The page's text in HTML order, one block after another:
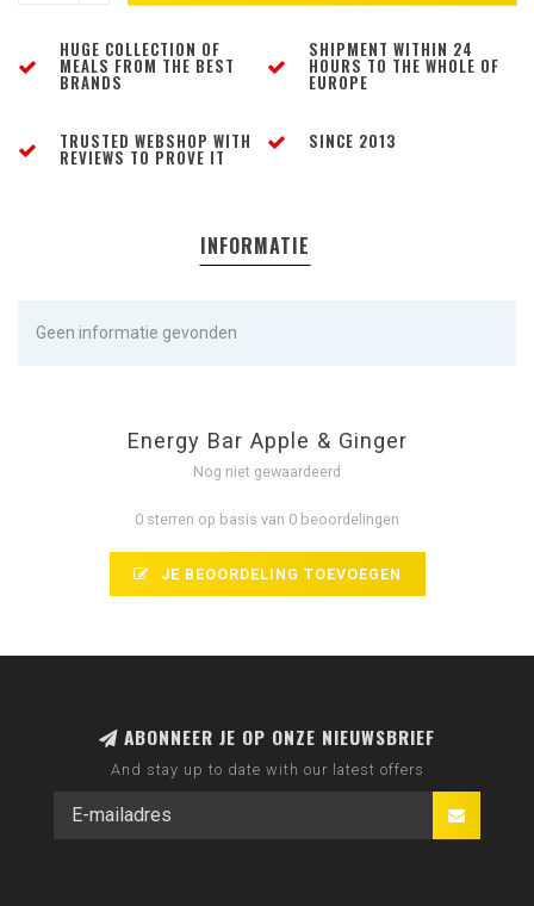
HUGE COLLECTION OF
MEALS FROM THE BEST
BRANDS
SHIPMENT WITHIN 24
HOURS TO THE WHOLE OF
EUROPE
TRUSTED WEBSHOP WITH
REVIEWS TO PROVE IT
SINCE 2013
INFORMATIE
Geen informatie gevonden
Energy Bar Apple & Ginger
Nog niet gewaardeerd
0 sterren op basis van 0 beoordelingen
JE BEOORDELING TOEVOEGEN
ABONNEER JE OP ONZE NIEUWSBRIEF
And stay up to date with our latest offers